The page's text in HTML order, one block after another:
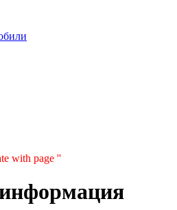
with page ''